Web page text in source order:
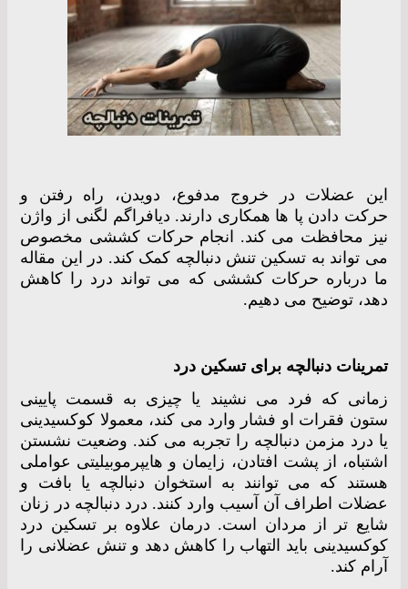
این عضلات در خروج مدفوع، دویدن، راه رفتن و
حرکت دادن پا ها همکاری دارند. دیافراگم لگنی از واژن
نیز محافظت می کند. انجام حرکات کششی مخصوص
می تواند به تسکین تنش دنبالچه کمک کند. در این مقاله
ما درباره حرکات کششی که می تواند درد را کاهش
دهد، توضیح می دهیم.
تمرینات دنبالچه برای تسکین درد
زمانی که فرد می نشیند یا چیزی به قسمت پایینی
ستون فقرات او فشار وارد می کند، معمولا کوکسیدینی
یا درد مزمن دنبالچه را تجربه می کند. وضعیت نشستن
اشتباه، از پشت افتادن، زایمان و هایپرموبیلیتی عواملی
هستند که می توانند به استخوان دنبالچه یا بافت و
عضلات اطراف آن آسیب وارد کنند. درد دنبالچه در زنان
شایع تر از مردان است. درمان علاوه بر تسکین درد
کوکسیدینی باید التهاب را کاهش دهد و تنش عضلانی را
آرام کند.